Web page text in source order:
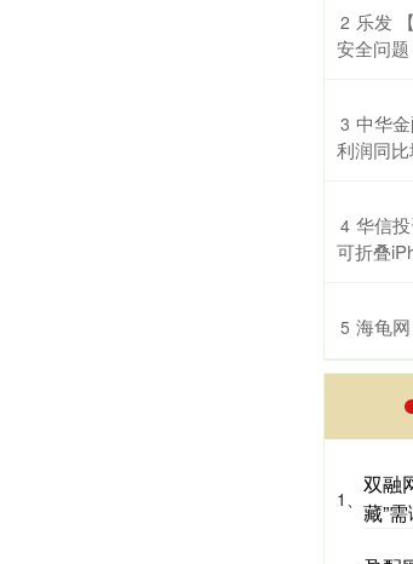
2 乐发
安全问题
3 中华
利润同
4 华信
可折叠
5 海龟
1、
双融
藏”